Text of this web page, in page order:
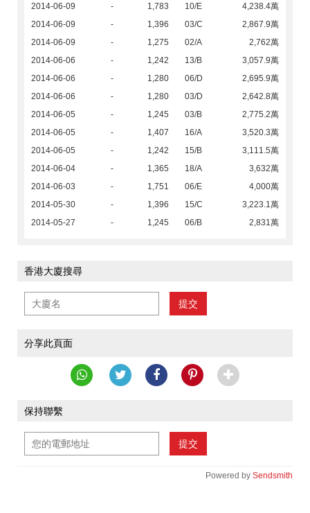
2014-06-09 - 1,783 10/E
4,238.4萬
2014-06-09
- 1,396 03/C
2,867.9萬
2014-06-09
- 1,275 02/A
2,762萬
2014-06-06
- 1,242 13/B
3,057.9萬
2014-06-06
- 1,280 06/D
2,695.9萬
2014-06-06
- 1,280 03/D
2,642.8萬
2014-06-05
- 1,245 03/B
2,775.2萬
2014-06-05
- 1,407 16/A
3,520.3萬
2014-06-05
- 1,242 15/B
3,111.5萬
2014-06-04
- 1,365 18/A
3,632萬
2014-06-03
- 1,751 06/E
4,000萬
2014-05-30
- 1,396 15/C
3,223.1萬
2014-05-27
- 1,245 06/B 2,831萬
香港大廈搜尋
提交
分享此頁面
保持聯繫
提交
Powered by Sendsmith